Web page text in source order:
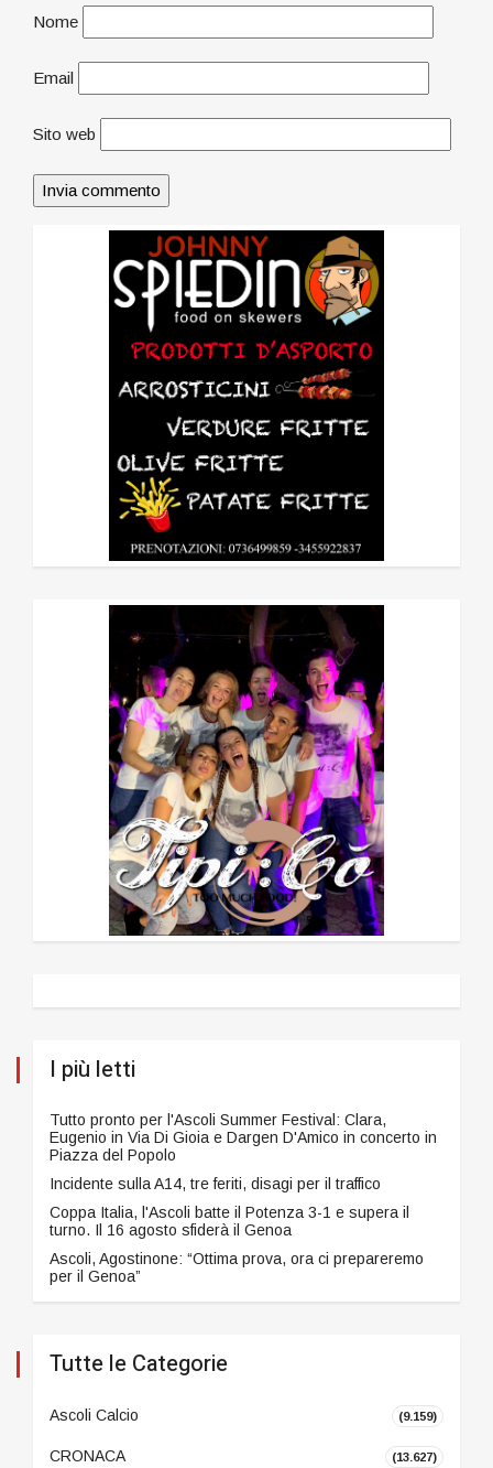
Nome
Email
Sito web
I più letti
Tutto pronto per l'Ascoli Summer Festival: Clara,
Eugenio in Via Di Gioia e Dargen D'Amico in concerto in
Piazza del Popolo
Incidente sulla A14, tre feriti, disagi per il traffico
Coppa Italia, l'Ascoli batte il Potenza 3-1 e supera il
turno. Il 16 agosto sfiderà il Genoa
Ascoli, Agostinone: “Ottima prova, ora ci prepareremo
per il Genoa”
Tutte le Categorie
Ascoli Calcio (9.159)
CRONACA (13.627)